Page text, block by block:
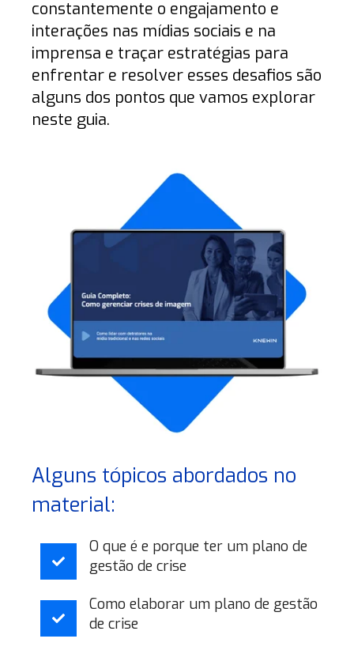
constantemente o engajamento e
interações nas mídias sociais e na
imprensa e traçar estratégias para
enfrentar e resolver esses desafios são
alguns dos pontos que vamos explorar
neste guia.
Alguns tópicos abordados no
material:
O que é e porque ter um plano de
gestão de crise
Como elaborar um plano de gestão
de crise